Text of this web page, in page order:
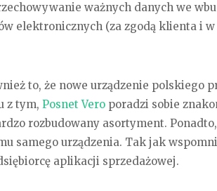
ważnych danych we
elektronicznych (za zgodą klienta i w
to, że nowe urządzenie polskiego
z tym, Posnet Vero poradzi sobie
rozbudowany asortyment.
samego urządzenia. Tak jak
aplikacji sprzedażowej.